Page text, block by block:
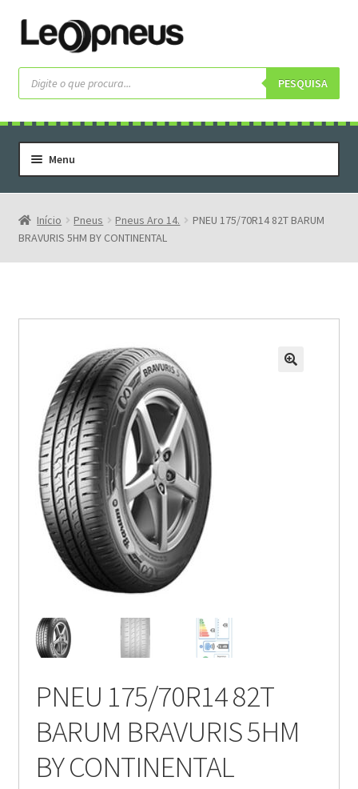
Pular
para
navegação
Pular
para
o
conteúdo
Pesquisar
produtos PESQUISA
Menu
Home
Serviços
Rodas
Início Pneus Pneus Aro 14.
PNEU 175/70R14 82T BARUM
BRAVURIS 5HM BY CONTINENTAL
PNEU 175/70R14 82T
BARUM BRAVURIS 5HM
BY CONTINENTAL